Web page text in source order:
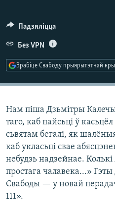
КАЛЯНДАР
НА ХВАЛЯХ СВАБОДЫ
Падзяліцца
Без VPN
Зрабіце Свабоду прыярытэтнай
Нам піша Дзьмітры
таго, каб пайсьці ў
сьвятам бегалі, як
каб укласьці свае
небудзь надзейнае.
простага чалавека...»
Свабоды — у новай
111».